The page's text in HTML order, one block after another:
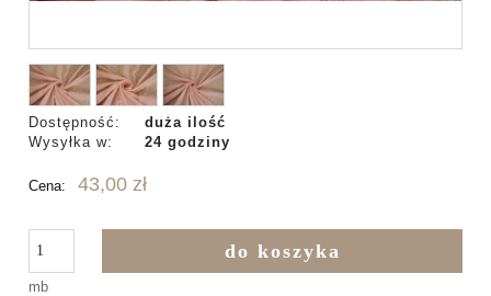
Dostępność:
duża ilość
Wysyłka w:
24 godziny
Cena: 43,00 zł
mb
do koszyka